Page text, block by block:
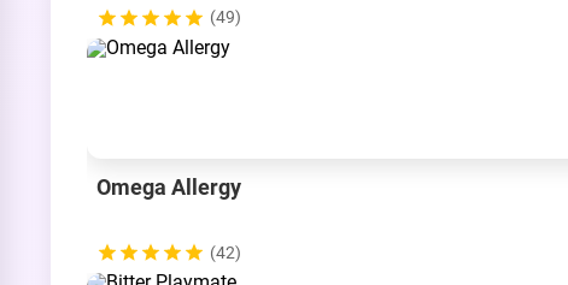
(49)
Omega Allergy
(42)